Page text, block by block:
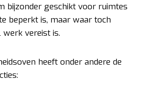
bijzonder geschikt voor ruimtes
beperkt is, maar waar toch
vereist is.
heeft onder andere de